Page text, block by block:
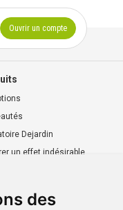
des
Ouvrir un compte
Dejardin
un effet indésirable